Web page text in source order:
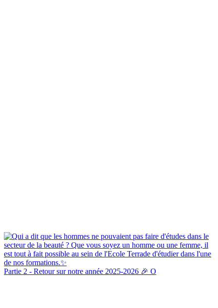
Partie 2 - Retour sur notre année 2025-2026 🎉 O